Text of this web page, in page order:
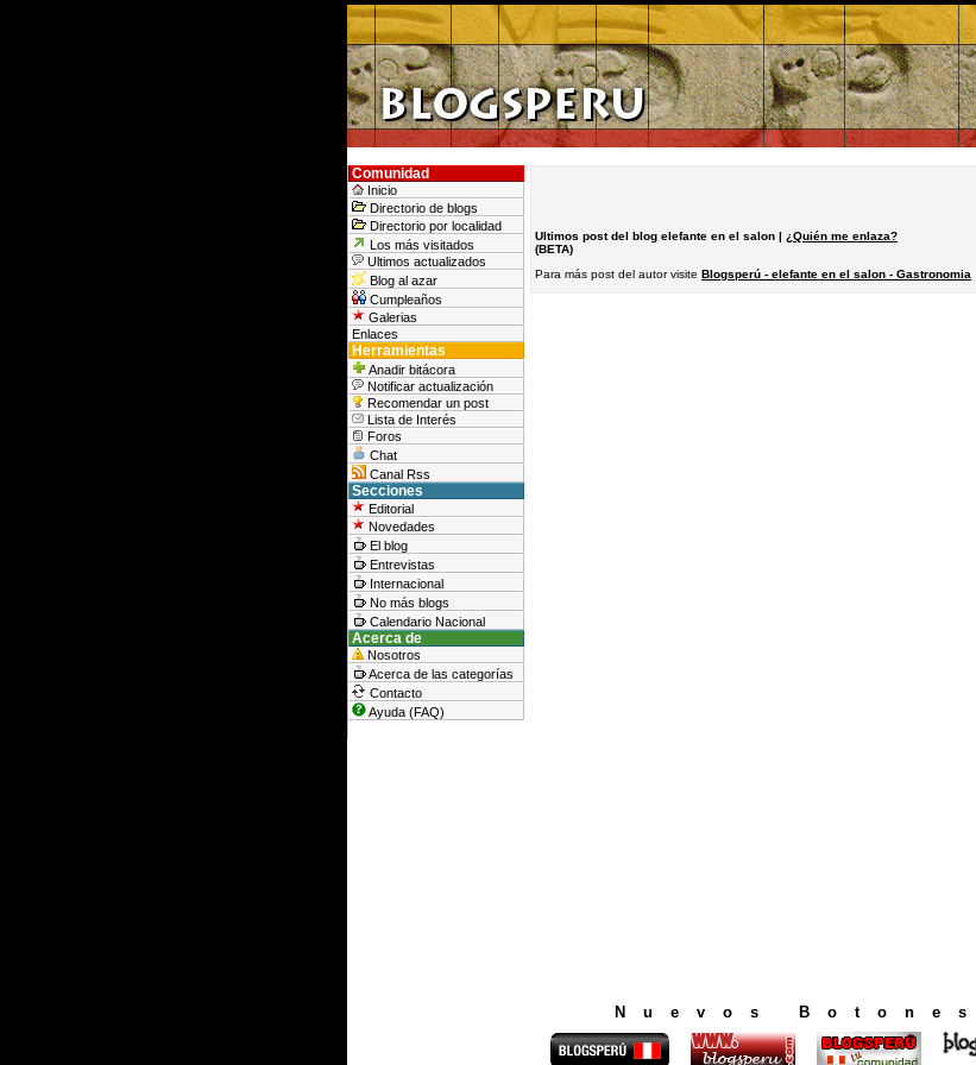
Comunidad
Inicio
Directorio de blogs
Directorio por localidad
Los más visitados
Ultimos actualizados
Blog al azar
Cumpleaños
Galerias
Enlaces
Herramientas
Anadir bitácora
Notificar actualización
Recomendar un post
Lista de Interés
Foros
Chat
Canal Rss
Secciones
Editorial
Novedades
El blog
Entrevistas
Internacional
No más blogs
Calendario Nacional
Acerca de
Nosotros
Acerca de las categorías
Contacto
Ayuda (FAQ)
Ultimos post del blog elefante en el salon | ¿Quién me enlaza?
(BETA)
Para más post del autor visite Blogsperú - elefante en el salon - Gastronomia
Nuevos Botones